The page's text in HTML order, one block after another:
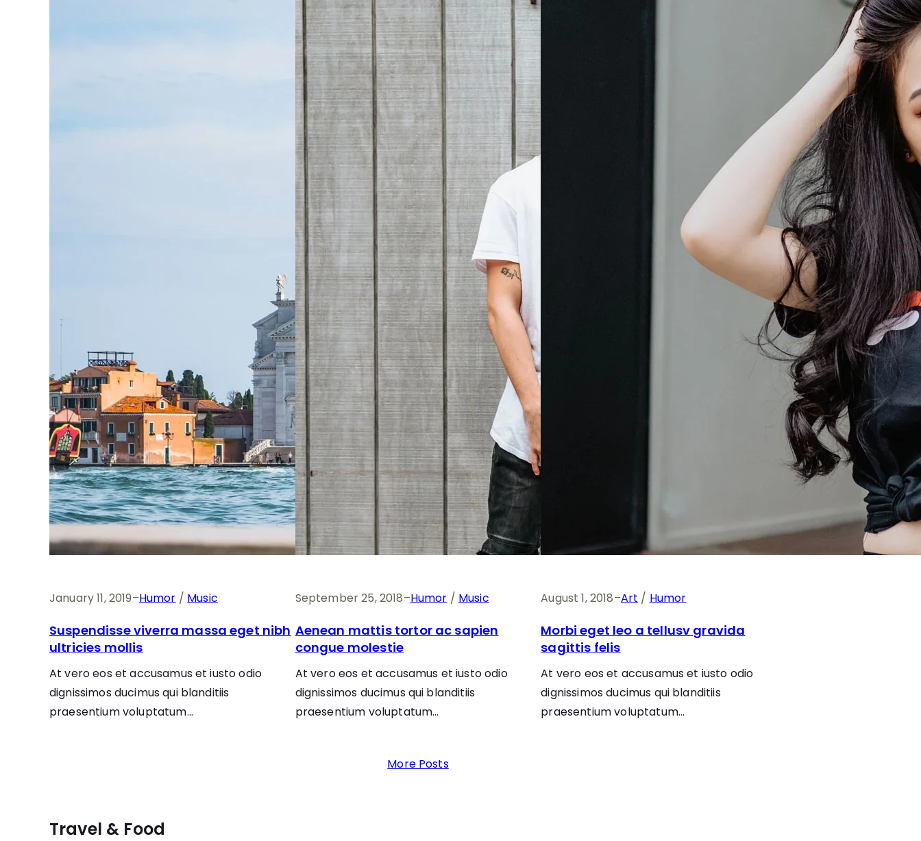
January 11, 2019–Humor / Music
Suspendisse viverra massa eget nibh
ultricies mollis
At vero eos et accusamus et iusto odio
dignissimos ducimus qui blanditiis
praesentium voluptatum…
September 25, 2018–Humor / Music
Aenean mattis tortor ac sapien
congue molestie
At vero eos et accusamus et iusto odio
dignissimos ducimus qui blanditiis
praesentium voluptatum…
August 1, 2018–Art / Humor
Morbi eget leo a tellusv gravida
sagittis felis
At vero eos et accusamus et iusto odio
dignissimos ducimus qui blanditiis
praesentium voluptatum…
More Posts
Travel & Food